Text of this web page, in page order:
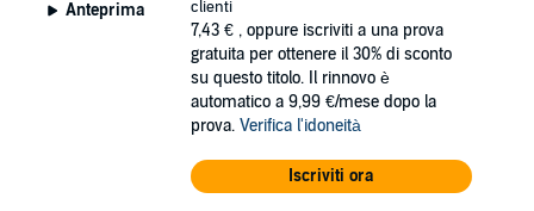
Anteprima clienti
7,43 € , oppure iscriviti a una prova
gratuita per ottenere il 30% di sconto
su questo titolo. Il rinnovo è
automatico a 9,99 €/mese dopo la
prova. Verifica l'idoneità
Iscriviti ora